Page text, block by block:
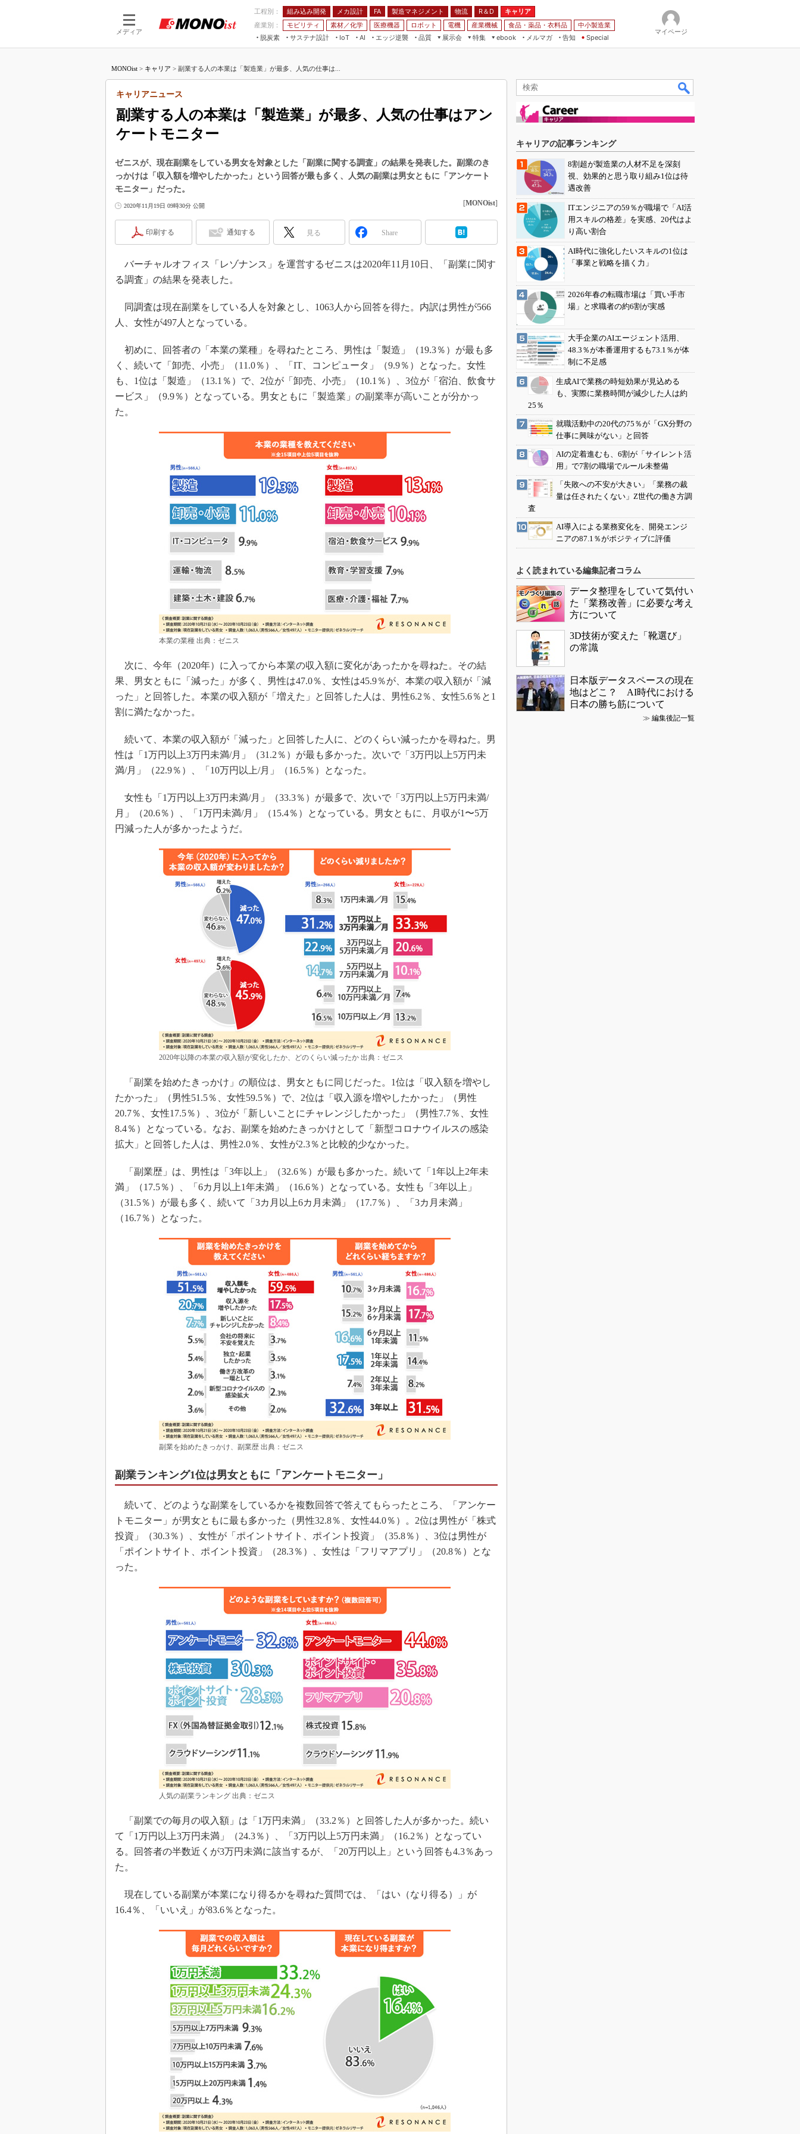
メディア
工程別： 組み込み開発 メカ設計 FA 製造マネジメント 物流 R＆D
キャリア
産業別：
モビリティ 素材／化学 医療機器 ロボット 電機 産業機械 食品・薬品・衣料品
中小製造業
脱炭素
サステナ設計
IoT
つながる工場
AI
AI×設備保全
エッジ逆襲 品質
展示会
JIMTOF
IIFES
TECHNO-FRONTIER
EdgeTech+
日本ものづくりワールド
AUTOMOTIVE WORLD
特集
VR／AR
フィールドサービス
組み込み画像技術
組み込みモデリング
ISO26262
3Dプリンタ
S＆OP
イノベーション
製造業ビッグデータ
メイドインジャパン
植物工場
グローバル設計・開発
制御セキュリティ
新型コロナへの対応
ebook
FA
モビリティ
メルマガ
告知 Special
マイページ
MONOist > キャリア > 副業する人の本業は「製造業」が最多、人気の仕事は...
副業する人の本業は「製造業」が最多、人気の仕事はアン
ケートモニター
キャリアニュース
ゼニスが、現在副業をしている男女を対象とした「副業に関する調査」の結果を発表した。副業のき
っかけは「収入額を増やしたかった」という回答が最も多く、人気の副業は男女ともに「アンケート
モニター」だった。
2020年11月19日 09時30分 公開 [MONOist]
印刷する 通知する 見る Share
バーチャルオフィス「レゾナンス」を運営するゼニスは2020年11月10日、「副業に関す
る調査」の結果を発表した。
同調査は現在副業をしている人を対象とし、1063人から回答を得た。内訳は男性が566
人、女性が497人となっている。
初めに、回答者の「本業の業種」を尋ねたところ、男性は「製造」（19.3％）が最も多
く、続いて「卸売、小売」（11.0％）、「IT、コンピュータ」（9.9％）となった。女性
も、1位は「製造」（13.1％）で、2位が「卸売、小売」（10.1％）、3位が「宿泊、飲食サ
ービス」（9.9％）となっている。男女ともに「製造業」の副業率が高いことが分かっ
た。
本業の業種 出典：ゼニス
次に、今年（2020年）に入ってから本業の収入額に変化があったかを尋ねた。その結
果、男女ともに「減った」が多く、男性は47.0％、女性は45.9％が、本業の収入額が「減
った」と回答した。本業の収入額が「増えた」と回答した人は、男性6.2％、女性5.6％と1
割に満たなかった。
続いて、本業の収入額が「減った」と回答した人に、どのくらい減ったかを尋ねた。男
性は「1万円以上3万円未満/月」（31.2％）が最も多かった。次いで「3万円以上5万円未
満/月」（22.9％）、「10万円以上/月」（16.5％）となった。
女性も「1万円以上3万円未満/月」（33.3％）が最多で、次いで「3万円以上5万円未満/
月」（20.6％）、「1万円未満/月」（15.4％）となっている。男女ともに、月収が1〜5万
円減った人が多かったようだ。
2020年以降の本業の収入額が変化したか、どのくらい減ったか 出典：ゼニス
「副業を始めたきっかけ」の順位は、男女ともに同じだった。1位は「収入額を増やし
たかった」（男性51.5％、女性59.5％）で、2位は「収入源を増やしたかった」（男性
20.7％、女性17.5％）、3位が「新しいことにチャレンジしたかった」（男性7.7％、女性
8.4％）となっている。なお、副業を始めたきっかけとして「新型コロナウイルスの感染
拡大」と回答した人は、男性2.0％、女性が2.3％と比較的少なかった。
「副業歴」は、男性は「3年以上」（32.6％）が最も多かった。続いて「1年以上2年未
満」（17.5％）、「6カ月以上1年未満」（16.6％）となっている。女性も「3年以上」
（31.5％）が最も多く、続いて「3カ月以上6カ月未満」（17.7％）、「3カ月未満」
（16.7％）となった。
副業を始めたきっかけ、副業歴 出典：ゼニス
副業ランキング1位は男女ともに「アンケートモニター」
続いて、どのような副業をしているかを複数回答で答えてもらったところ、「アンケー
トモニター」が男女ともに最も多かった（男性32.8％、女性44.0％）。2位は男性が「株式
投資」（30.3％）、女性が「ポイントサイト、ポイント投資」（35.8％）、3位は男性が
「ポイントサイト、ポイント投資」（28.3％）、女性は「フリマアプリ」（20.8％）とな
った。
人気の副業ランキング 出典：ゼニス
「副業での毎月の収入額」は「1万円未満」（33.2％）と回答した人が多かった。続い
て「1万円以上3万円未満」（24.3％）、「3万円以上5万円未満」（16.2％）となってい
る。回答者の半数近くが3万円未満に該当するが、「20万円以上」という回答も4.3％あっ
た。
現在している副業が本業になり得るかを尋ねた質問では、「はい（なり得る）」が
16.4％、「いいえ」が83.6％となった。
キャリアの記事ランキング
8割超が製造業の人材不足を深刻
視、効果的と思う取り組み1位は待
遇改善
ITエンジニアの59％が職場で「AI活
用スキルの格差」を実感、20代はよ
り高い割合
AI時代に強化したいスキルの1位は
「事業と戦略を描く力」
2026年春の転職市場は「買い手市
場」と求職者の約6割が実感
大手企業のAIエージェント活用、
48.3％が本番運用するも73.1％が体
制に不足感
生成AIで業務の時短効果が見込める
も、実際に業務時間が減少した人は約
25％
就職活動中の20代の75％が「GX分野の
仕事に興味がない」と回答
AIの定着進むも、6割が「サイレント活
用」で7割の職場でルール未整備
「失敗への不安が大きい」「業務の裁
量は任されたくない」Z世代の働き方調
査
AI導入による業務変化を、開発エンジ
ニアの87.1％がポジティブに評価
よく読まれている編集記者コラム
データ整理をしていて気付い
た「業務改善」に必要な考え
方について
3D技術が変えた「靴選び」
の常識
日本版データスペースの現在
地はどこ？ AI時代における
日本の勝ち筋について
≫ 編集後記一覧